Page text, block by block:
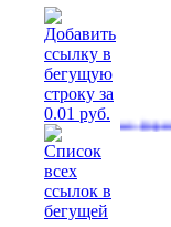
разных форматов(536)